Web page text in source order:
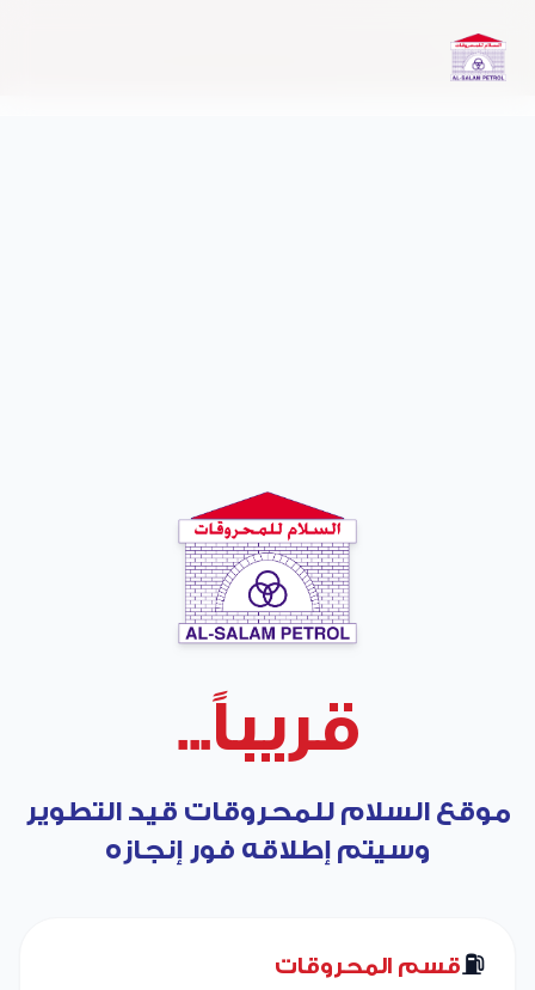
قريباً...
موقع السلام للمحروقات قيد التطوير
وسيتم إطلاقه فور إنجازه
⛽قسم المحروقات